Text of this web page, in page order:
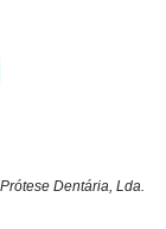
Dentária, Lda.